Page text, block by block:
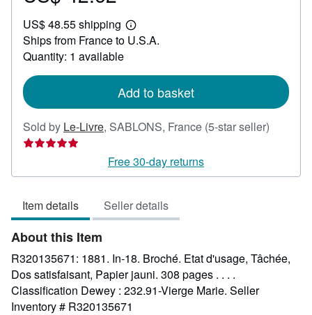
42.62
US$ 48.55 shipping
Learn
more
Ships from France to U.S.A.
Quantity: 1 available
Add to basket
Sold by Le-Livre, SABLONS, France (5-star seller)
out
Free 30-day returns
Item details Seller details
About this Item
R320135671: 1881. In-18. Broché. Etat d'usage, Tâchée,
Dos satisfaisant, Papier jauni. 308 pages . . . .
Classification Dewey : 232.91-Vierge Marie. Seller
Inventory # R320135671